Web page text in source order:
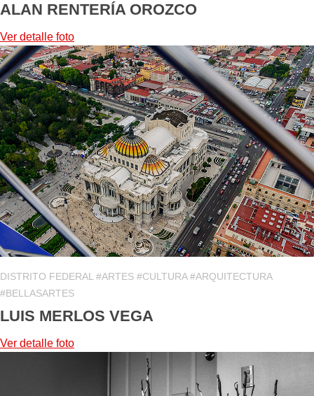
ALAN RENTERÍA OROZCO
Ver detalle foto
DISTRITO FEDERAL #ARTES #CULTURA #ARQUITECTURA
#BELLASARTES
LUIS MERLOS VEGA
Ver detalle foto